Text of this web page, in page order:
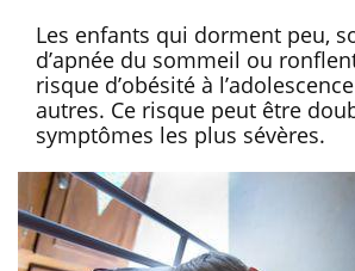
Les enfants qui dorment peu,
d’apnée du sommeil ou
risque d’obésité à
autres. Ce risque peut être
symptômes les plus sévères.